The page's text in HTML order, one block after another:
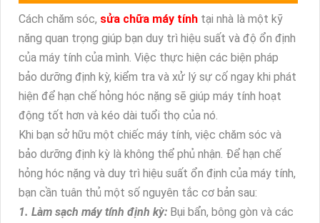
Cách chăm sóc, sửa chữa máy tính tại nhà là một kỹ
năng quan trọng giúp bạn duy trì hiệu suất và độ ổn định
của máy tính của mình. Việc thực hiện các biện pháp
bảo dưỡng định kỳ, kiểm tra và xử lý sự cố ngay khi phát
hiện để hạn chế hỏng hóc nặng sẽ giúp máy tính hoạt
động tốt hơn và kéo dài tuổi thọ của nó.
Khi bạn sở hữu một chiếc máy tính, việc chăm sóc và
bảo dưỡng định kỳ là không thể phủ nhận. Để hạn chế
hỏng hóc nặng và duy trì hiệu suất ổn định của máy tính,
bạn cần tuân thủ một số nguyên tắc cơ bản sau:
1. Làm sạch máy tính định kỳ: Bụi bẩn, bông gòn và các